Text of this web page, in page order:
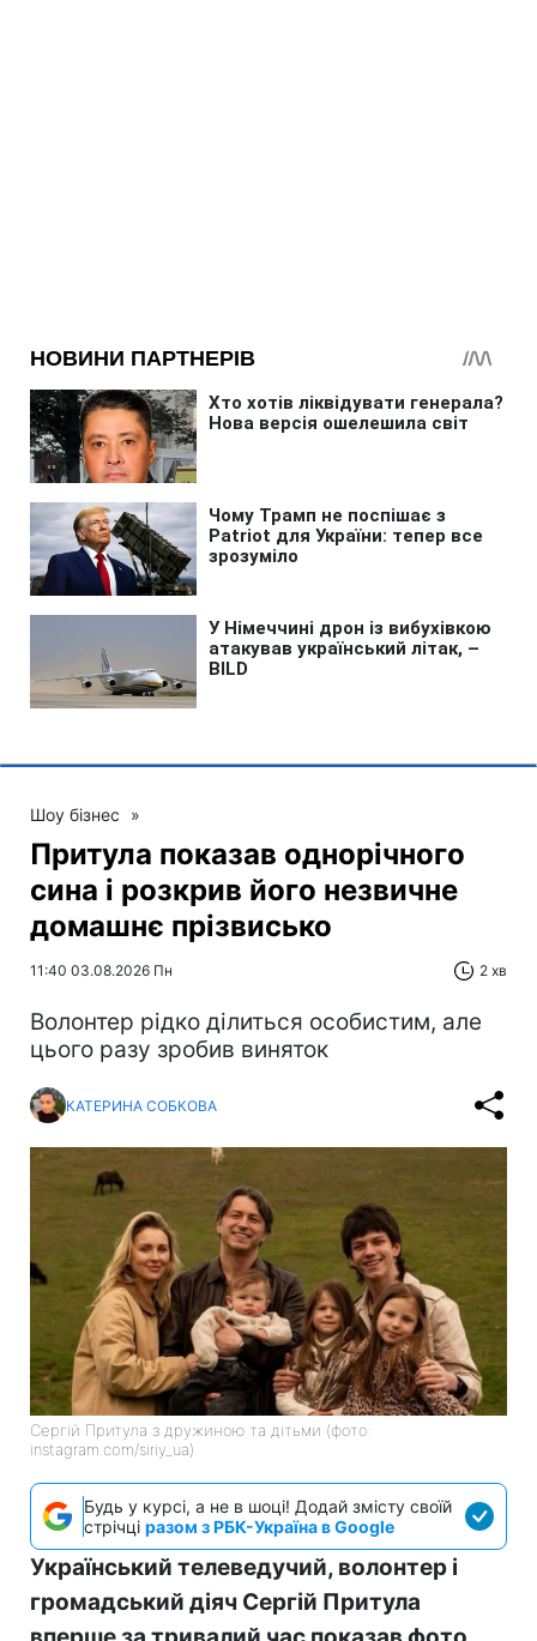
Шоу бізнес »
Притула показав однорічного
сина і розкрив його незвичне
домашнє прізвисько
11:40 03.08.2026 Пн 2 хв
Волонтер рідко ділиться особистим, але
цього разу зробив виняток
КАТЕРИНА СОБКОВА
Сергій Притула з дружиною та дітьми (фото:
instagram.com/siriy_ua)
Будь у курсі, а не в шоці! Додай змісту своїй
стрічці разом з РБК-Україна в Google
Український телеведучий, волонтер і
громадський діяч Сергій Притула